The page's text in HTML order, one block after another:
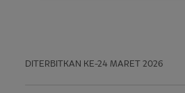
DITERBITKAN KE-24 MARET 2026